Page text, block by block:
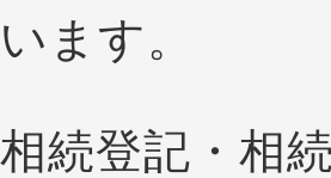
います。
相続登記・相